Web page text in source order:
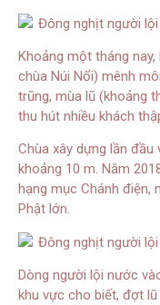
Khoảng một tháng
chùa Núi Nổi) mênh
trũng, mùa lũ (khoảng
thu hút nhiều khách
Chùa xây dựng lần
khoảng 10 m. Năm
hạng mục Chánh điện,
Phật lớn.
Dòng người lội nước
khu vực cho biết, đợt